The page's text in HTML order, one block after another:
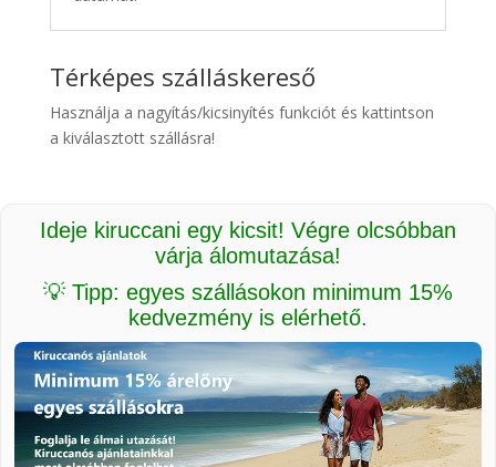
Térképes szálláskereső
Használja a nagyítás/kicsinyítés funkciót és kattintson
a kiválasztott szállásra!
Ideje kiruccani egy kicsit! Végre olcsóbban
várja álomutazása!
💡 Tipp: egyes szállásokon minimum 15%
kedvezmény is elérhető.